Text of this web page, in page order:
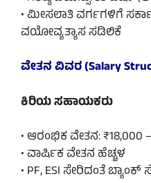
• ಮೀಸಲಾತಿ ವರ್ಗಗಳಿಗೆ
ವಯೋವ್ಯತ್ಯಾಸ ಸಡಿಲಿಕೆ
ವೇತನ ವಿವರ (Salary
ಕಿರಿಯ ಸಹಾಯಕರು
• ಆರಂಭಿಕ ವೇತನ: ₹18,000
• ವಾರ್ಷಿಕ ವೇತನ ಹೆಚ್ಚಳ
• PF, ESI ಸೇರಿದಂತೆ ಬ್ಯಾಂಕ್